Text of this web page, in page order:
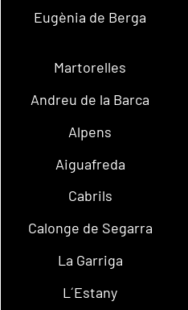
Eugènia de Berga
Martorelles
Andreu de la Barca
Alpens
Aiguafreda
Cabrils
Calonge de Segarra
La Garriga
L´Estany